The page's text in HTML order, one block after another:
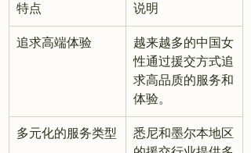
特点 说明
追求高端体验
越来越多的中国女
性通过援交方式追
求高品质的服务和
体验。
多元化的服务类型
悉尼和墨尔本地区